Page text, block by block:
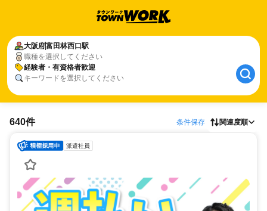
大阪府富田林西口駅
職種を選択してください
経験者・有資格者歓迎
キーワードを選択してください
640件 条件保存 関連度順
派遣社員